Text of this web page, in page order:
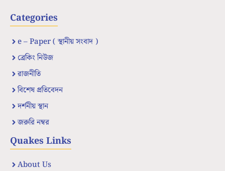
Categories
e – Paper ( স্থানীয় সংবাদ )
ব্রেকিং নিউজ
রাজনীতি
বিশেষ প্রতিবেদন
দর্শনীয় স্থান
জরুরি নম্বর
Quakes Links
About Us